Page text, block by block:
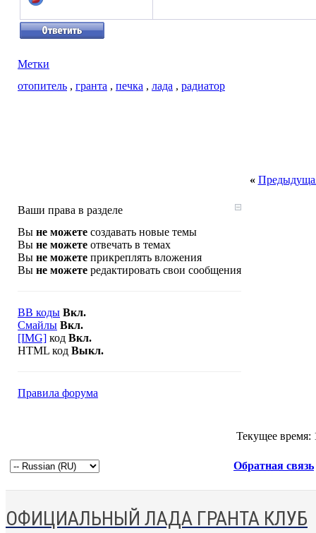
Метки
отопитель , гранта , печка , лада , радиатор
«
Ваши права в разделе
Вы не можете создавать новые темы
Вы не можете отвечать в темах
Вы не можете прикреплять вложения
Вы не можете редактировать свои сообщения
BB коды Вкл.
Смайлы Вкл.
[IMG] код Вкл.
HTML код Выкл.
Правила форума
Текущее время:
Обратная связь
ОФИЦИАЛЬНЫЙ ЛАДА ГРАНТА КЛУБ